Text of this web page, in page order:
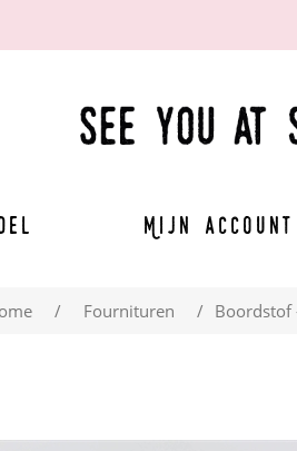
Mijn account
/ Fournituren / Boordstof